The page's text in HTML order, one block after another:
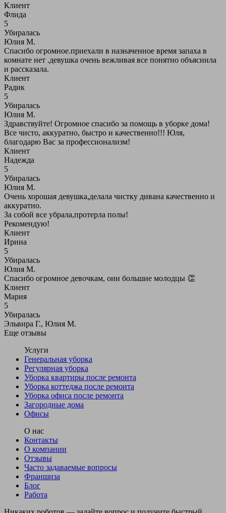
Клиент
Флида
5
Убиралась
Юлия М.
Спасибо огромное.приехали в назначенное время запаха в
комнате нет .девушка очень вежливая все понятно объяснила
и рассказала.
Клиент
Радик
5
Убиралась
Юлия М.
Здравствуйте! Огромное спасибо за помощь в уборке дома!
Все чисто, аккуратно, быстро и качественно!!! Юля,
благодарю Вас за профессионализм!
Клиент
Надежда
5
Убиралась
Юлия М.
Очень хорошая девушка,делала чистку дивана качественно и
аккуратно.
За собой все убрала,протерла полы!
Рекомендую!
Клиент
Ирина
5
Убиралась
Юлия М.
Спасибо огромное девочкам, они большие молодцы 👏
Клиент
Мария
5
Убиралась
Эльвира Г., Юлия М.
Еще отзывы
Услуги
Генеральная уборка
Регулярная уборка
Уборка квартиры после ремонта
Уборка коттеджа после ремонта
Уборка офиса после ремонта
Загородные дома
Офисы
О нас
Контакты
О компании
Отзывы
Часто задаваемые вопросы
Франшиза
Блог
Работа